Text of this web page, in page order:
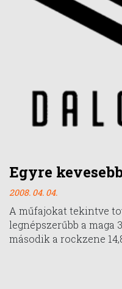
Egyre
2008. 04. 04.
A műfajokat tekintve
legnépszerűbb a maga
második a rockzene